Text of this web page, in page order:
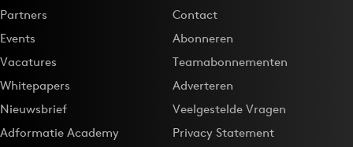
Partners
Events
Vacatures
Whitepapers
Nieuwsbrief
Adformatie Academy
Contact
Abonneren
Teamabonnementen
Adverteren
Veelgestelde Vragen
Privacy Statement